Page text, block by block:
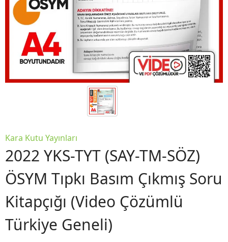
Kara Kutu Yayınları
2022 YKS-TYT (SAY-TM-SÖZ)
ÖSYM Tıpkı Basım Çıkmış Soru
Kitapçığı (Video Çözümlü
Türkiye Geneli)